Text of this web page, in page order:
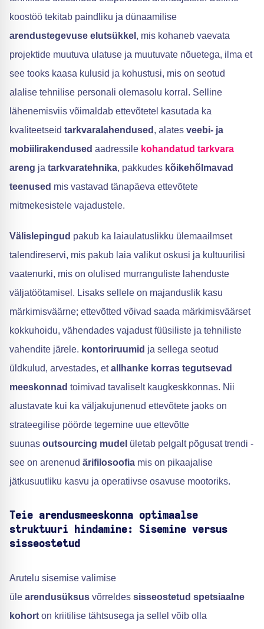
koostöö tekitab paindliku ja dünaamilise
arendustegevuse elutsükkel , mis kohaneb vaevata
projektide muutuva ulatuse ja muutuvate nõuetega, ilma et
see tooks kaasa kulusid ja kohustusi, mis on seotud
alalise tehnilise personali olemasolu korral. Selline
lähenemisviis võimaldab ettevõtetel kasutada ka
kvaliteetseid tarkvaralahendused , alates veebi- ja
mobiilirakendused aadressile kohandatud tarkvara
areng ja tarkvaratehnika, pakkudes kõikehõlmavad
teenused mis vastavad tänapäeva ettevõtete
mitmekesistele vajadustele.
Välislepingud pakub ka laiaulatuslikku ülemaailmset
talendireservi, mis pakub laia valikut oskusi ja kultuurilisi
vaatenurki, mis on olulised murranguliste lahenduste
väljatöötamisel. Lisaks sellele on majanduslik kasu
märkimisväärne; ettevõtted võivad saada märkimisväärset
kokkuhoidu, vähendades vajadust füüsiliste ja tehniliste
vahendite järele. kontoriruumid ja sellega seotud
üldkulud, arvestades, etallhanke korras tegutsevad
meeskonnad toimivad tavaliselt kaugkeskkonnas. Nii
alustavate kui ka väljakujunenud ettevõtete jaoks on
strateegilise pöörde tegemine uue ettevõtte
suunas outsourcing mudel ületab pelgalt põgusat trendi -
see on arenenud ärifilosoofia mis on pikaajalise
jätkusuutliku kasvu ja operatiivse osavuse mootoriks.
Teie arendusmeeskonna optimaalse
struktuuri hindamine: Sisemine versus
sisseostetud
Arutelu sisemise valimise
üle arendusüksus võrreldes sisseostetud spetsiaalne
kohort on kriitilise tähtsusega ja sellel võib olla